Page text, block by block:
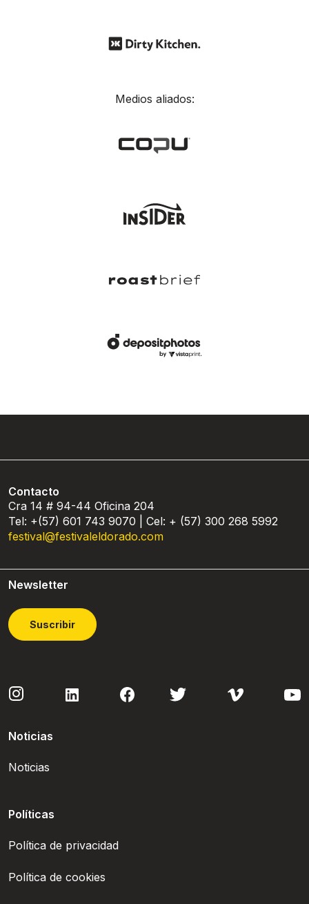
Medios aliados:
Contacto
Cra 14 # 94-44 Oficina 204
Tel: +(57) 601 743 9070 | Cel: + (57) 300 268 5992
festival@festivaleldorado.com
Newsletter
Suscribir
Noticias
Noticias
Políticas
Política de privacidad
Política de cookies